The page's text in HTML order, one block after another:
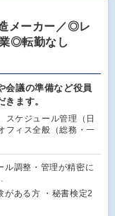
メーカー／◎レ
◎転勤なし
会議の準備など役員
ます。
スケジュール管理（日
フィス全般（総務・一
ル調整・管理が精密に
がある方 ・秘書検定2